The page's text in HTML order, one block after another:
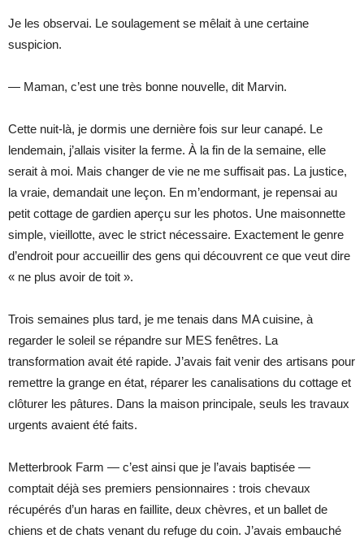
Je les observai. Le soulagement se mêlait à une certaine
suspicion.
— Maman, c’est une très bonne nouvelle, dit Marvin.
Cette nuit-là, je dormis une dernière fois sur leur canapé. Le
lendemain, j’allais visiter la ferme. À la fin de la semaine, elle
serait à moi. Mais changer de vie ne me suffisait pas. La justice,
la vraie, demandait une leçon. En m’endormant, je repensai au
petit cottage de gardien aperçu sur les photos. Une maisonnette
simple, vieillotte, avec le strict nécessaire. Exactement le genre
d’endroit pour accueillir des gens qui découvrent ce que veut dire
« ne plus avoir de toit ».
Trois semaines plus tard, je me tenais dans MA cuisine, à
regarder le soleil se répandre sur MES fenêtres. La
transformation avait été rapide. J’avais fait venir des artisans pour
remettre la grange en état, réparer les canalisations du cottage et
clôturer les pâtures. Dans la maison principale, seuls les travaux
urgents avaient été faits.
Metterbrook Farm — c’est ainsi que je l’avais baptisée —
comptait déjà ses premiers pensionnaires : trois chevaux
récupérés d’un haras en faillite, deux chèvres, et un ballet de
chiens et de chats venant du refuge du coin. J’avais embauché